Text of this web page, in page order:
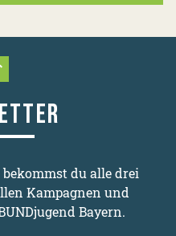
oben scrollen
du alle drei
Kampagnen und
Bayern.